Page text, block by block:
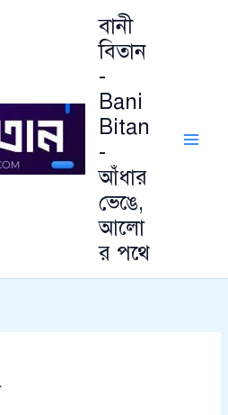
বানী
বিতান
-
Bani
Bitan
-
আঁধার
ভেঙে,
আলো
র পথে